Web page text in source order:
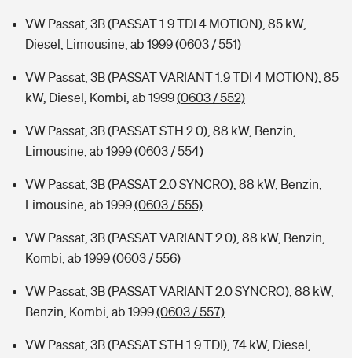
VW Passat, 3B (PASSAT 1.9 TDI 4 MOTION), 85 kW,
Diesel, Limousine, ab 1999(0603 / 551)
VW Passat, 3B (PASSAT VARIANT 1.9 TDI 4 MOTION), 85
kW, Diesel, Kombi, ab 1999(0603 / 552)
VW Passat, 3B (PASSAT STH 2.0), 88 kW, Benzin,
Limousine, ab 1999(0603 / 554)
VW Passat, 3B (PASSAT 2.0 SYNCRO), 88 kW, Benzin,
Limousine, ab 1999(0603 / 555)
VW Passat, 3B (PASSAT VARIANT 2.0), 88 kW, Benzin,
Kombi, ab 1999(0603 / 556)
VW Passat, 3B (PASSAT VARIANT 2.0 SYNCRO), 88 kW,
Benzin, Kombi, ab 1999(0603 / 557)
VW Passat, 3B (PASSAT STH 1.9 TDI), 74 kW, Diesel,